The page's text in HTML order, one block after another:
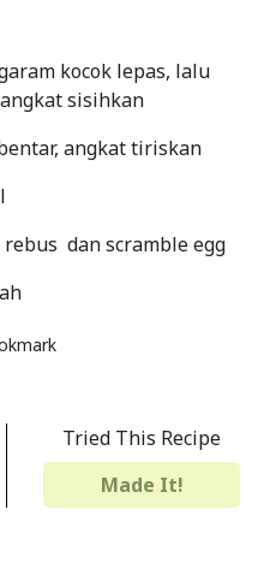
kocok lepas, lalu
sisihkan
angkat tiriskan
dan scramble egg
Tried This Recipe
Made It!